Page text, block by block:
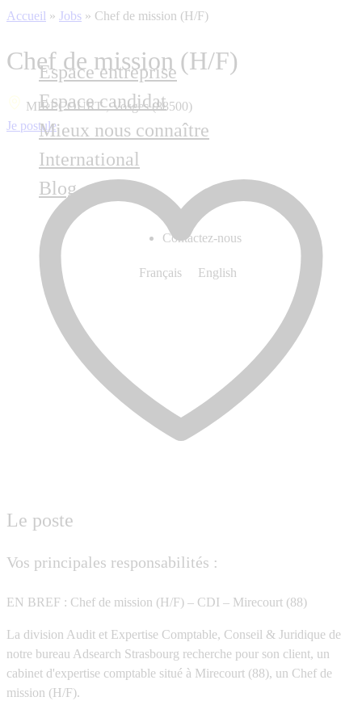
Espace entreprise
Espace candidat
Mieux nous connaître
International
Blog
Contactez-nous
Français English
Accueil » Jobs » Chef de mission (H/F)
Chef de mission (H/F)
MIRECOURT , Vosges (88500)
Je postule
Le poste
Vos principales responsabilités :
EN BREF : Chef de mission (H/F) – CDI – Mirecourt (88)
La division Audit et Expertise Comptable, Conseil & Juridique de
notre bureau Adsearch Strasbourg recherche pour son client, un
cabinet d'expertise comptable situé à Mirecourt (88), un Chef de
mission (H/F).